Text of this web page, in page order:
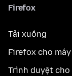
Firefox
Tải xuống
Firefox cho
Trình duyệt cho